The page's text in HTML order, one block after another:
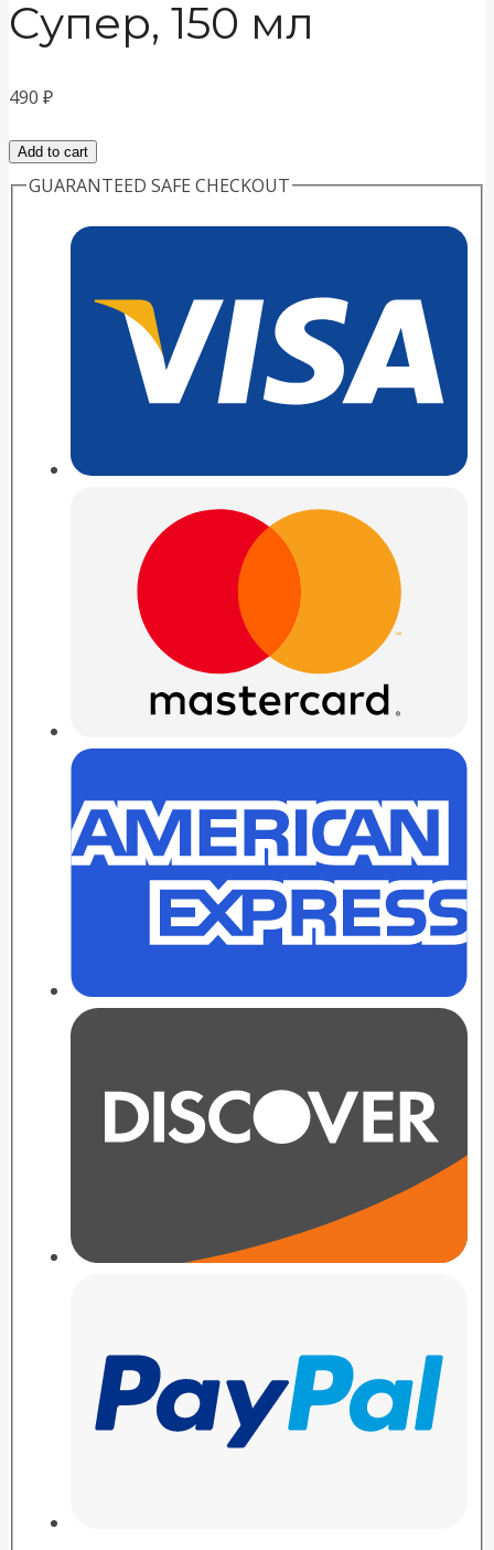
Супер, 150 мл
490 ₽
Спрей
Вторая
Add to cart
GUARANTEED SAFE CHECKOUT